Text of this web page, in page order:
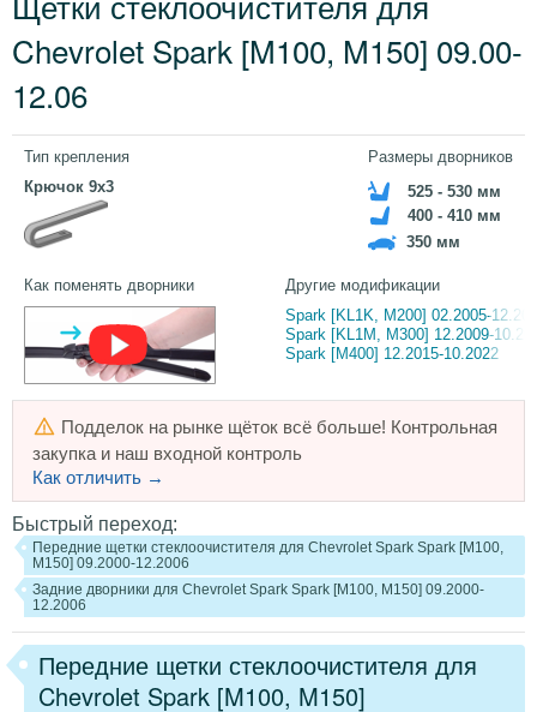
Chevrolet Spark [M100, M150] 09.00-
12.06
Тип крепления
Крючок 9x3
Размеры дворников
525 - 530 мм
400 - 410 мм
350 мм
Как поменять дворники
Другие модификации
Spark [KL1K, M200] 02.2005-
Spark [KL1M, M300] 12.2009-
Spark [M400] 12.2015-10.2022
Подделок на рынке щёток всё больше! Контрольная
закупка и наш входной контроль
Как отличить →
Быстрый переход:
Передние щетки стеклоочистителя для Chevrolet Spark Spark [M100,
M150] 09.2000-12.2006
Задние дворники для Chevrolet Spark Spark [M100, M150] 09.2000-
12.2006
Передние щетки стеклоочистителя для
Chevrolet Spark [M100, M150]